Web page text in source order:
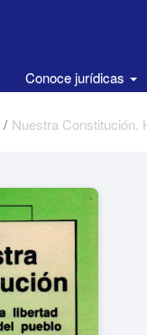
Conoce jurídicas
/